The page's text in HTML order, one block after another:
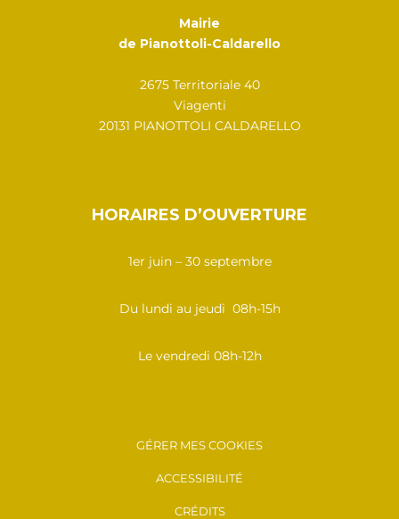
Mairie
de Pianottoli-Caldarello
2675 Territoriale 40
Viagenti
20131 PIANOTTOLI CALDARELLO
HORAIRES D’OUVERTURE
1er juin – 30 septembre
Du lundi au jeudi 08h-15h
Le vendredi 08h-12h
GÉRER MES COOKIES
ACCESSIBILITÉ
CRÉDITS